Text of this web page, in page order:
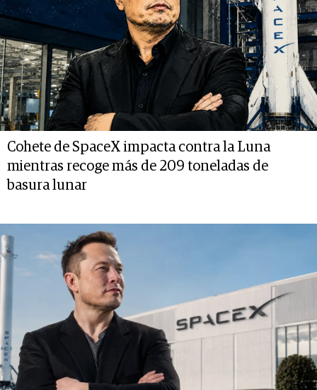
Cohete de SpaceX impacta contra la Luna
mientras recoge más de 209 toneladas de
basura lunar